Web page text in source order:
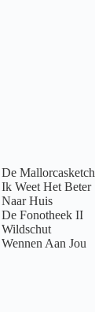
De Mallorcasketch
Ik Weet Het Beter
Naar Huis
De Fonotheek II
Wildschut
Wennen Aan Jou